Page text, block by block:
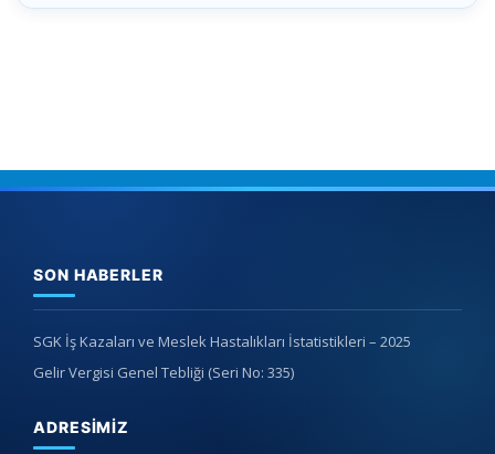
SON HABERLER
SGK İş Kazaları ve Meslek Hastalıkları İstatistikleri – 2025
Gelir Vergisi Genel Tebliği (Seri No: 335)
ADRESIMIZ